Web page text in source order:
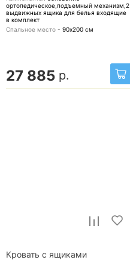
ортопедическое,подъемный механизм,2
выдвижных ящика для белья входящие
в комплект
Спальное место - 90х200 см
27 885 р.
Кровать с ящиками